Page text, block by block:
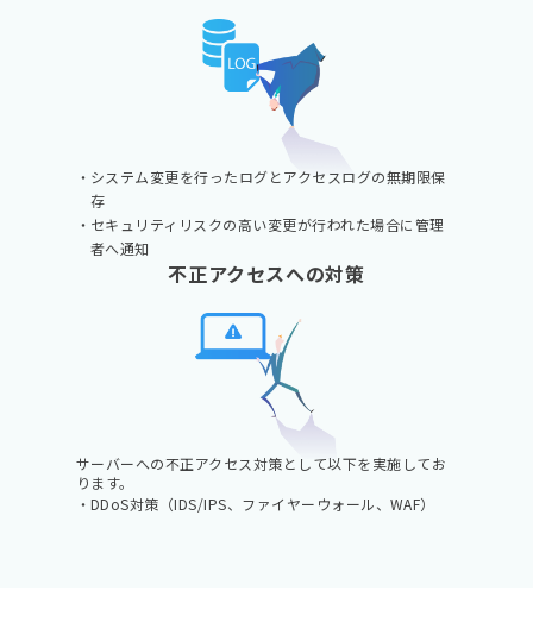
システム変更を行ったログとアクセスログの無期限保
存
セキュリティリスクの高い変更が行われた場合に管理
者へ通知
不正アクセスへの対策
サーバーへの不正アクセス対策として以下を実施してお
ります。
DDoS対策（IDS/IPS、ファイヤーウォール、WAF）